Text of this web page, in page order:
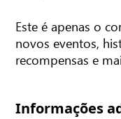
Este é apenas o
novos eventos,
recompensas e
Informações